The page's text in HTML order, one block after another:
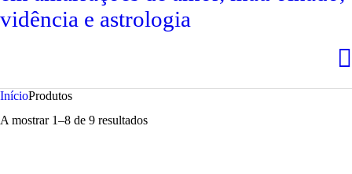
LIVROS
InícioProdutos
A mostrar 1–8 de 9 resultados